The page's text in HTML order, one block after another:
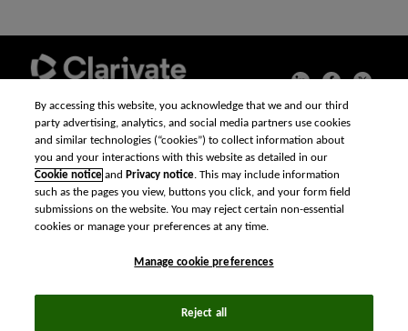
© 2026 クラリベイト・
アナリティクス
プライバシー ポリ
シー
クッキーに関する
By accessing this website, you acknowledge that we and our third
party advertising, analytics, and social media partners use cookies
and similar technologies (“cookies”) to collect information about
you and your interactions with this website as detailed in our
Cookie notice and Privacy notice. This may include information
such as the pages you view, buttons you click, and your form field
submissions on the website. You may reject certain non-essential
cookies or manage your preferences at any time.
Manage cookie preferences
Reject all